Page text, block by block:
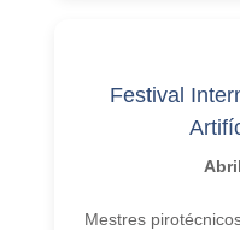
Festival
Mestres